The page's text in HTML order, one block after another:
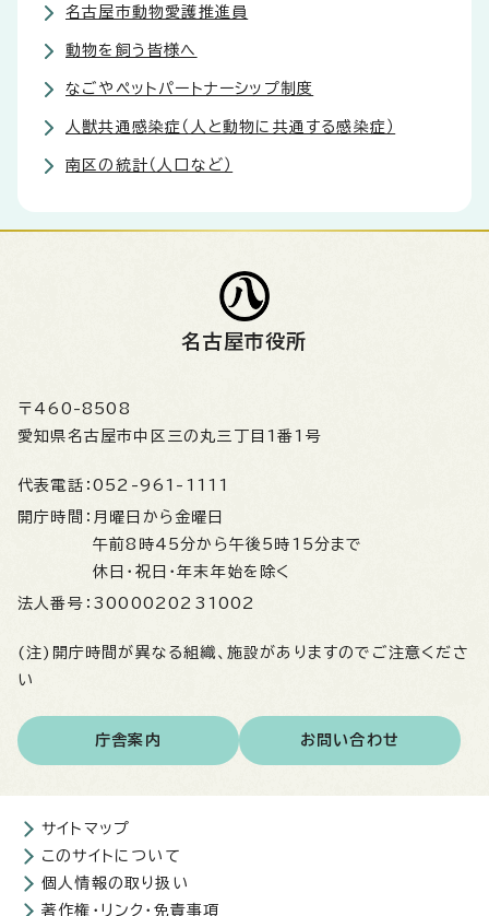
名古屋市動物愛護推進員
動物を飼う皆様へ
なごやペットパートナーシップ制度
人獣共通感染症（人と動物に共通する感染症）
南区の統計（人口など）
名古屋市役所
〒460-8508
愛知県名古屋市中区三の丸三丁目1番1号
代表電話： 052-961-1111
開庁時間： 月曜日から金曜日
午前8時45分から午後5時15分まで
休日・祝日・年末年始を除く
法人番号： 3000020231002
(注)開庁時間が異なる組織、施設がありますのでご注意くださ
い
庁舎案内 お問い合わせ
サイトマップ
このサイトについて
個人情報の取り扱い
著作権・リンク・免責事項